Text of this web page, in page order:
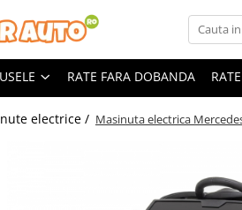
RATE FARA DOBANDA
electrice / Masinuta electrica